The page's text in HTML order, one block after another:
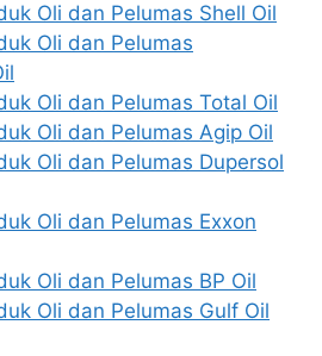
Oli dan Pelumas Shell Oil
Oli dan Pelumas
Oli dan Pelumas Total Oil
Oli dan Pelumas Agip Oil
Oli dan Pelumas Dupersol
Oli dan Pelumas Exxon
Oli dan Pelumas BP Oil
Oli dan Pelumas Gulf Oil